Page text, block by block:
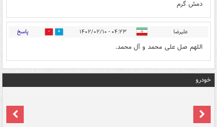
دمش گرم
علیرضا ۰۴:۲۳ - ۱۴۰۲/۰۲/۱۰ 1 پاسخ
اللهم صل علی محمد و آل محمد.
خودرو